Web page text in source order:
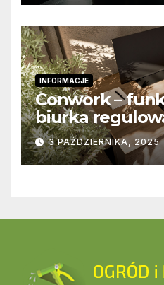
INFORMACJE
Conwork –
biurka
stworzone z
nowoczesnych
przestrzeniach
3 PAŹDZIERNIKA, 2025